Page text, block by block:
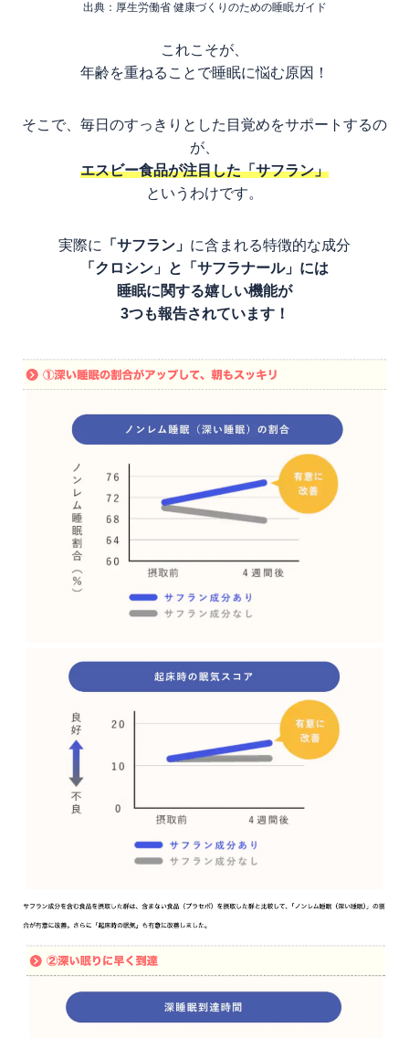
出典：厚生労働省 健康づくりのための睡眠ガイド
これこそが、
年齢を重ねることで睡眠に悩む原因！
そこで、毎日のすっきりとした目覚めをサポートするの
が、
エスビー食品が注目した「サフラン」
というわけです。
実際に 「サフラン」 に含まれる特徴的な成分
「クロシン」と「サフラナール」には
睡眠に関する嬉しい機能が
3つも報告されています！